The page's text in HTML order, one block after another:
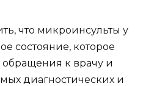
что микроинсульты у
состояние, которое
к врачу и
диагностических и